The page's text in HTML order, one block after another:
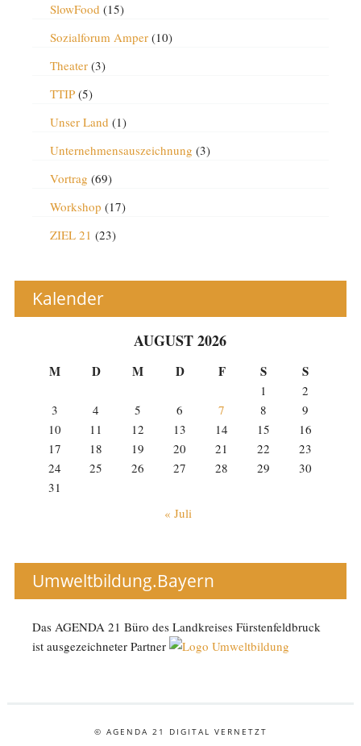
SlowFood (15)
Sozialforum Amper(10)
Theater(3)
TTIP(5)
Unser Land (1)
Unternehmensauszeichnung (3)
Vortrag (69)
Workshop (17)
ZIEL 21 (23)
Kalender
AUGUST 2026
M D M D F S S
1
2
3
4 5 6 7 8
9
10
11 12 13 14 15
16
17
18 19 20 21 22
23
24
25 26 27 28 29
30
31
« Juli
Umweltbildung.Bayern
Das AGENDA 21 Büro des Landkreises Fürstenfeldbruck
ist ausgezeichneter Partner
© AGENDA 21 DIGITAL VERNETZT